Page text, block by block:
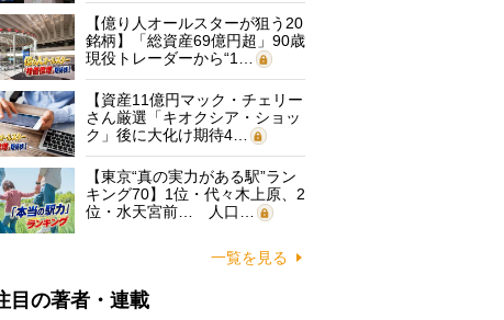
【億り人オールスターが狙う20
銘柄】「総資産69億円超」90歳
現役トレーダーから“1…
【資産11億円マック・チェリー
さん厳選「キオクシア・ショッ
ク」後に大化け期待4…
【東京“真の実力がある駅”ラン
キング70】1位・代々木上原、2
位・水天宮前… 人口…
一覧を見る
目の著者・連載